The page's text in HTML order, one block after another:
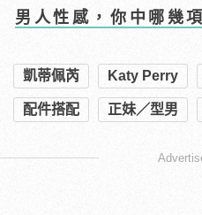
男人性感，你中哪幾
凱蒂佩芮 Katy Perry
配件搭配 正妹／型男